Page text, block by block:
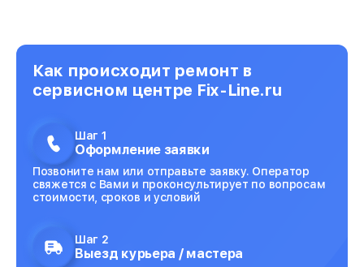
Как происходит ремонт в
сервисном центре Fix-Line.ru
Шаг 1
Оформление заявки
Позвоните нам или отправьте заявку. Оператор
свяжется с Вами и проконсультирует по вопросам
стоимости, сроков и условий
Шаг 2
Выезд курьера / мастера